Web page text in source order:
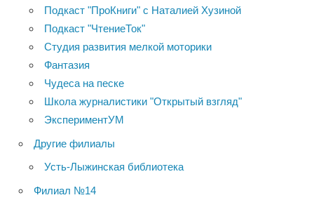
Подкаст "ПроКниги" с Наталией Хузиной
Подкаст "ЧтениеТок"
Студия развития мелкой моторики
Фантазия
Чудеса на песке
Школа журналистики "Открытый взгляд"
ЭкспериментУМ
Другие филиалы
Усть-Лыжинская библиотека
Филиал №14